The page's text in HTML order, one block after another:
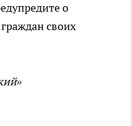
о
своих